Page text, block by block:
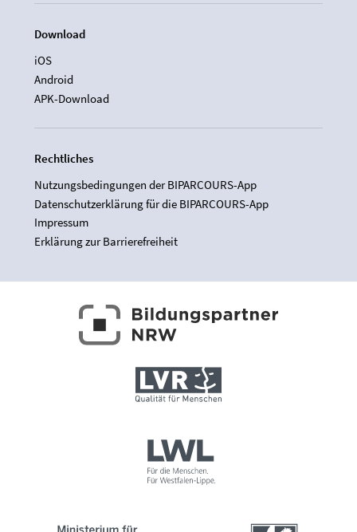
Download
iOS
Android
APK-Download
Rechtliches
Nutzungsbedingungen der BIPARCOURS-App
Datenschutzerklärung für die BIPARCOURS-App
Impressum
Erklärung zur Barrierefreiheit